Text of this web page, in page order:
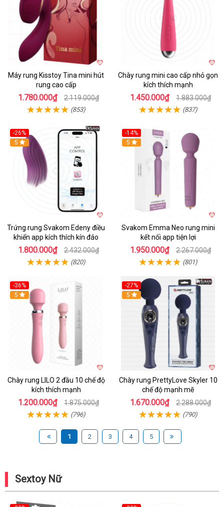
Máy rung Kisstoy Tina mini hút
rung cao cấp
1.780.000₫ 2.119.000₫
(853)
Chày rung mini cao cấp nhỏ gọn
kích thích mạnh
1.450.000₫ 1.883.000₫
(837)
-26%
Hot
5
Trứng rung Svakom Edeny điều
khiển app kích thích kín đáo
1.800.000₫ 2.432.000₫
(820)
-14%
Hot
5
Svakom Emma Neo rung mini
kết nối app tiện lợi
1.950.000₫ 2.267.000₫
(801)
-36%
Hot
5
Chày rung LILO 2 đầu 10 chế độ
kích thích mạnh
1.200.000₫ 1.875.000₫
(796)
-27%
Hot
5
Chày rung PrettyLove Skyler 10
chế độ mạnh mẽ
1.670.000₫ 2.288.000₫
(790)
1 2 3 4 5
Sextoy Nữ